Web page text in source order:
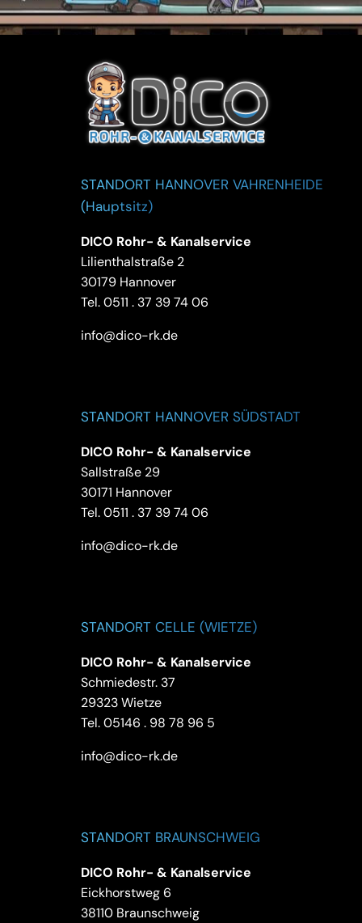
STANDORT HANNOVER VAHRENHEIDE
(Hauptsitz)
DICO Rohr- & Kanalservice
Lilienthalstraße 2
30179 Hannover
Tel.0511 . 37 39 74 06
info@dico-rk.de
STANDORT HANNOVER SÜDSTADT
DICO Rohr- & Kanalservice
Sallstraße 29
30171 Hannover
Tel.0511 . 37 39 74 06
info@dico-rk.de
STANDORT CELLE (WIETZE)
DICO Rohr- & Kanalservice
Schmiedestr. 37
29323 Wietze
Tel.05146 . 98 78 96 5
info@dico-rk.de
STANDORT BRAUNSCHWEIG
DICO Rohr- & Kanalservice
Eickhorstweg 6
38110 Braunschweig